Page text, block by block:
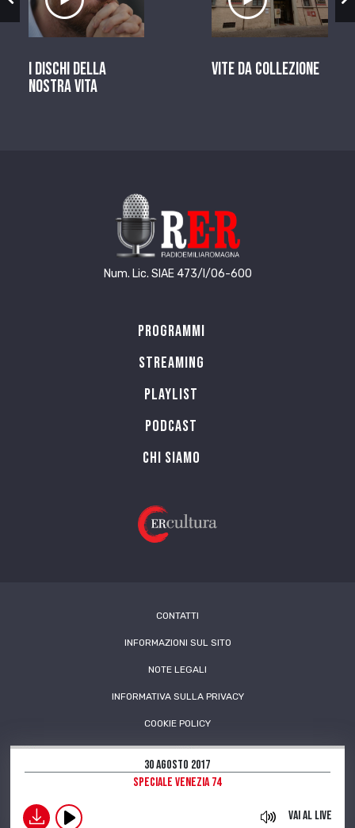
download
30 Agosto 2017
Speciale Venezia 74
Vai al live
I dischi della
nostra vita
Vite da Collezione
Num. Lic. SIAE 473/I/06-600
Programmi
Streaming
Playlist
PODCAST
Chi siamo
CONTATTI
INFORMAZIONI SUL SITO
NOTE LEGALI
INFORMATIVA SULLA PRIVACY
COOKIE POLICY